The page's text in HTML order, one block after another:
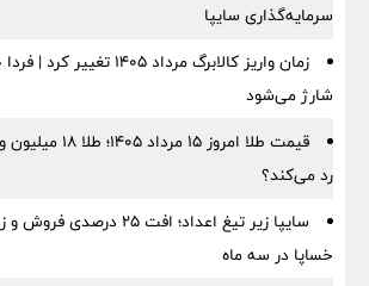
سرمایه‌گذاری سایپا
زمان واریز کالابرگ مرداد
شارژ می‌شود
رد می‌کند؟
خساپا در سه ماه